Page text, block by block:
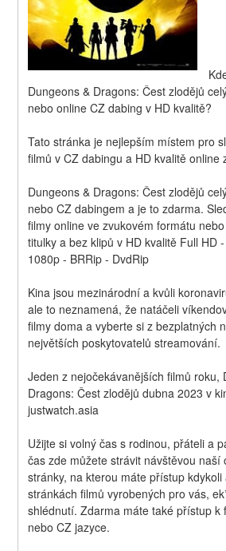
Dungeons & Dragons: Čest zlodějů
nebo online CZ dabing v HD kvalitě?
Tato stránka je nejlepším místem pro
filmů v CZ dabingu a HD kvalitě online
Dungeons & Dragons: Čest zlodějů
nebo CZ dabingem a je to zdarma.
filmy online ve zvukovém formátu
titulky a bez klipů v HD kvalitě Full HD
1080p - BRRip - DvdRip
Kina jsou mezinárodní a kvůli
ale to neznamená, že natáčeli
filmy doma a vyberte si z bezplatných
největších poskytovatelů streamování.
Jeden z nejočekávanějších filmů roku,
Dragons: Čest zlodějů dubna 2023 v
justwatch.asia
Užijte si volný čas s rodinou, přáteli a
čas zde můžete strávit návštěvou naší
stránky, na kterou máte přístup kdykoli
stránkách filmů vyrobených pro vás,
shlédnutí. Zdarma máte také přístup k
nebo CZ jazyce.